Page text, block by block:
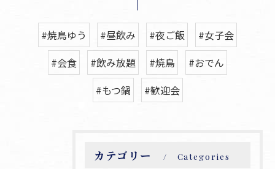
#焼鳥ゆう #昼飲み #夜ご飯
#女子会
#会食
#飲み放題 #焼鳥
#おでん
#もつ鍋
#歓迎会
カテゴリー Categories